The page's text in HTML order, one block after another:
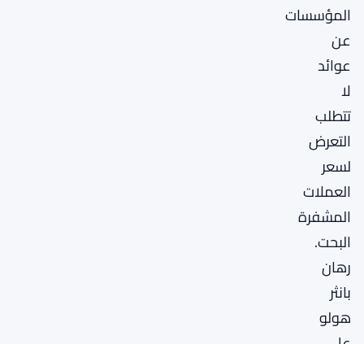
المؤسسات
عن
عوائد
لا
تتطلب
التعرض
لسعر
العملات
المشفرة
البحت.
رهان
بانثر
هولو